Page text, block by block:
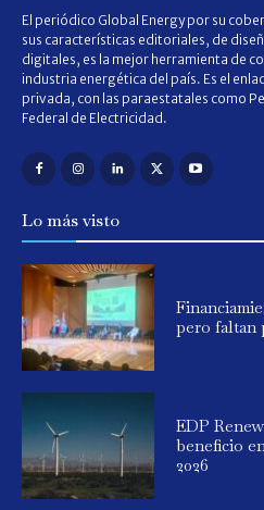
El periódico Global Energy por su
sus características editoriales, de
digitales, es la mejor herramienta de
industria energética del país. Es el
privada, con las paraestatales como
Federal de Electricidad.
Lo más visto
pero faltan
EDP
beneficio
2026